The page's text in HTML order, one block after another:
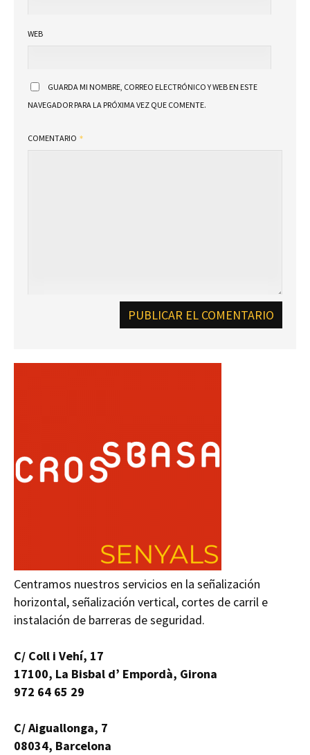
WEB
GUARDA MI NOMBRE, CORREO ELECTRÓNICO Y WEB EN ESTE
NAVEGADOR PARA LA PRÓXIMA VEZ QUE COMENTE.
COMENTARIO
Centramos nuestros servicios en la señalización
horizontal, señalización vertical, cortes de carril e
instalación de barreras de seguridad.
C/ Coll i Vehí, 17
17100, La Bisbal d’ Empordà, Girona
972 64 65 29
C/ Aiguallonga, 7
08034, Barcelona